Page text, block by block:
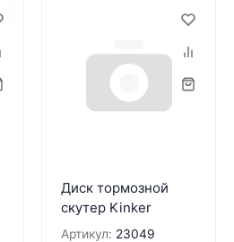
Диск тормозной
скутер Kinker
Артикул: 23049